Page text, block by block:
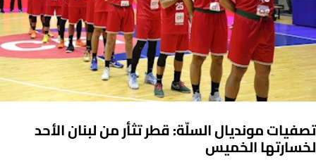
تصفيات مونديال السلّة: قطر تثأر من لبنان الأحد
لخسارتها الخميس